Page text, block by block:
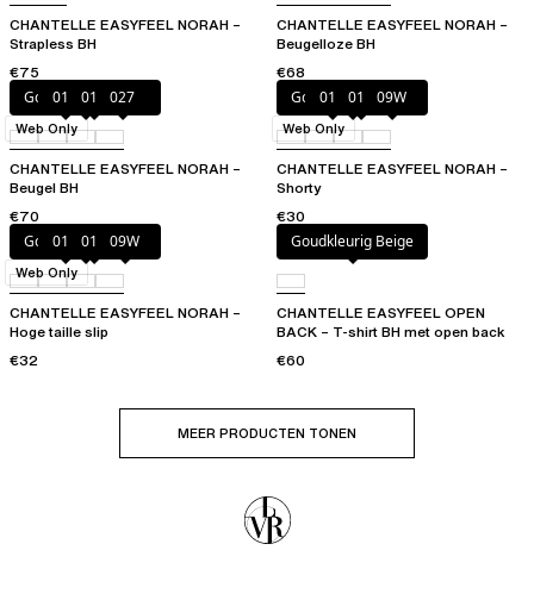
CHANTELLE EASYFEEL NORAH –
Strapless BH
€75
CHANTELLE EASYFEEL NORAH –
Beugelloze BH
€68
Goudkleurig Beige
010 011 027
CHANTELLE EASYFEEL NORAH –
Beugel BH
€70
Web Only
Goudkleurig Beige
010 011 09W
CHANTELLE EASYFEEL NORAH –
Shorty
€30
Web Only
Goudkleurig Beige
010 011 09W
CHANTELLE EASYFEEL NORAH –
Hoge taille slip
€32
Web Only
Goudkleurig Beige
CHANTELLE EASYFEEL OPEN
BACK – T-shirt BH met open back
€60
MEER PRODUCTEN TONEN